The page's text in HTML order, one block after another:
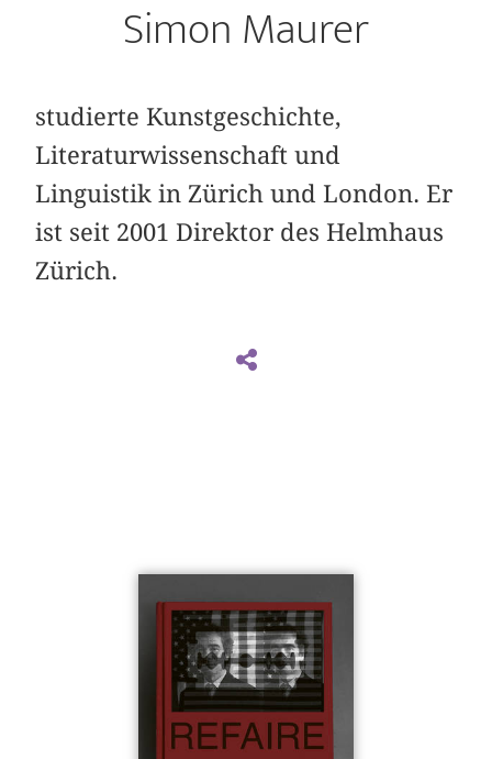
Simon Maurer
studierte Kunstgeschichte,
Literaturwissenschaft und
Linguistik in Zürich und London. Er
ist seit 2001 Direktor des Helmhaus
Zürich.